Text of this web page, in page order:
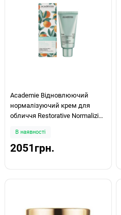
Academie Відновлюючий
нормалізуючий крем для
обличчя Restorative Normalizing
В наявності
2051грн.